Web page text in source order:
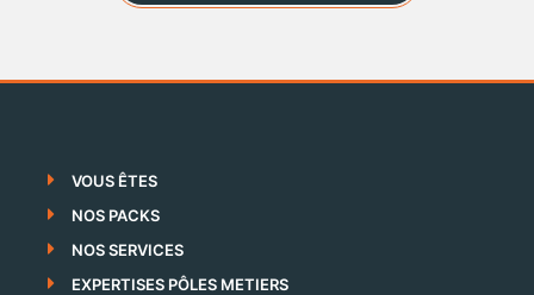
VOUS ÊTES
NOS PACKS
NOS SERVICES
EXPERTISES PÔLES METIERS